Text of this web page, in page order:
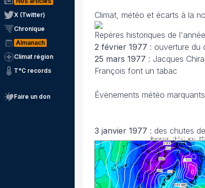
X (Twitter)
Chronique
Almanach
Climat région
T°C records
Faire un don
Climat, météo et écarts à la
Repères historiques de
2 février 1977 : ouverture du
25 mars 1977 : Jacques
François font un tabac
Évènements météo
3 janvier 1977 : des chutes